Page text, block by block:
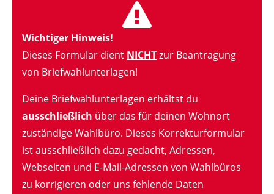
Wichtiger Hinweis!
Dieses Formular dient NICHTzur Beantragung
von Briefwahlunterlagen!
Deine Briefwahlunterlagen erhältst du
ausschließlich über das für deinen Wohnort
zuständige Wahlbüro. Dieses Korrekturformular
ist ausschließlich dazu gedacht, Adressen,
Webseiten und E-Mail-Adressen von Wahlbüros
zu korrigieren oder uns fehlende Daten